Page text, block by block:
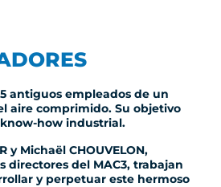
antiguos empleados de un
aire comprimido. Su objetivo
how industrial.
y Michaël CHOUVELON,
directores del MAC3, trabajan
y perpetuar este hermoso